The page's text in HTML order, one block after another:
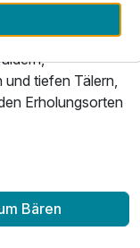
in 750 m Höhe
tiefen Tälern,
Erholungsorten
Bären